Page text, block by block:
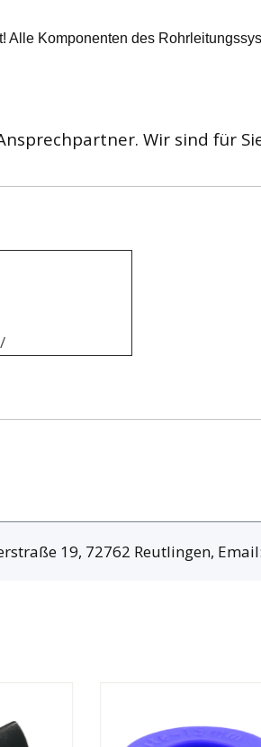
Komponenten des
Wir sind für
19, 72762 Reutlingen,